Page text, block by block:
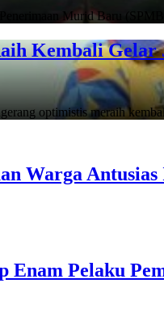
Penerimaan Murid Baru
Kembali Gelar
optimistis meraih
Warga
Enam Pelaku